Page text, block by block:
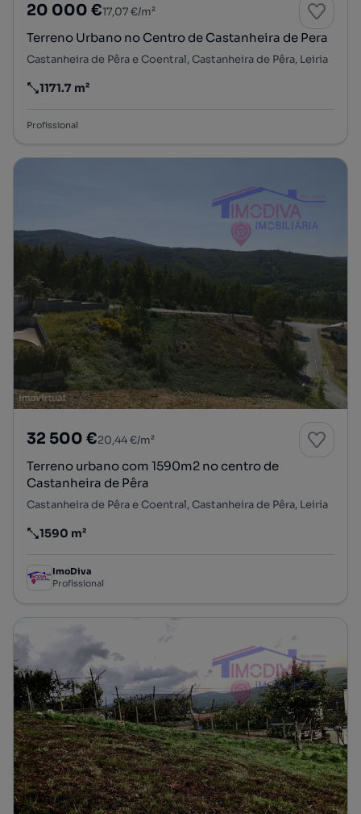
20 000 €17,07 €/m²
Terreno Urbano no Centro de Castanheira de Pera
Castanheira de Pêra e Coentral, Castanheira de Pêra, Leiria
Preço por metro quadrado
1171.7 m²
Profissional
32 500 €20,44 €/m²
Terreno urbano com 1590m2 no centro de
Castanheira de Pêra
Castanheira de Pêra e Coentral, Castanheira de Pêra, Leiria
Preço por metro quadrado
1590 m²
ImoDiva
Profissional